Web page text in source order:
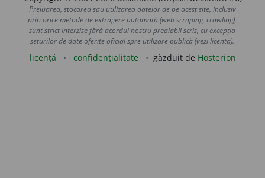
Preluarea, stocarea sau utilizarea datelor de pe acest site, inclusiv
prin orice metode de extragere automată (web scraping, crawling),
sunt strict interzise fără acordul nostru prealabil scris, cu excepția
seturilor de date oferite oficial spre utilizare publică (vezi licența).
licență confidențialitate găzduit de Hosterion